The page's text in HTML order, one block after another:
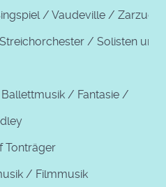
/ Vaudeville / Zarzuela
/ Solisten und
/ Fantasie /
Tonträger
/ Filmmusik